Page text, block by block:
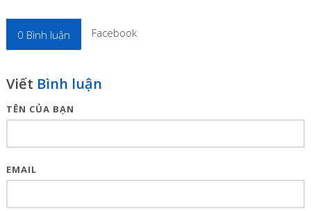
0 Bình luận Facebook
Viết Bình luận
TÊN CỦA BẠN
EMAIL